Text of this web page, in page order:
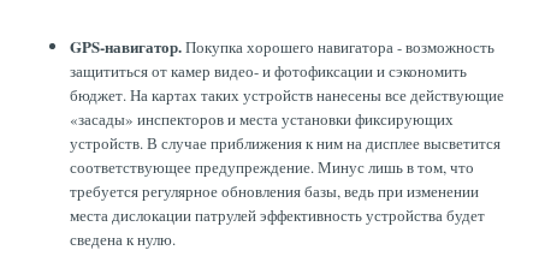
GPS-навигатор.Покупка хорошего навигатора - возможность
защититься от камер видео- и фотофиксации и сэкономить
бюджет. На картах таких устройств нанесены все действующие
«засады» инспекторов и места установки фиксирующих
устройств. В случае приближения к ним на дисплее высветится
соответствующее предупреждение. Минус лишь в том, что
требуется регулярное обновления базы, ведь при изменении
места дислокации патрулей эффективность устройства будет
сведена к нулю.